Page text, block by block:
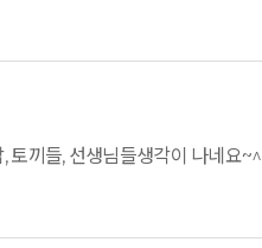
작가 북토크 스테이 태초
토끼들, 선생님들생각이 나네